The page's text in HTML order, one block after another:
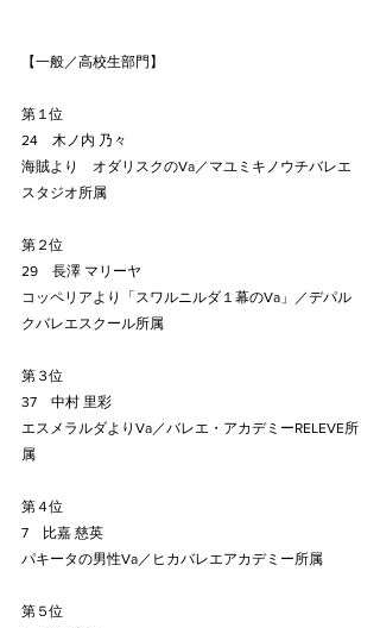
【一般／高校生部門】
第１位
24　木ノ内 乃々
海賊より　オダリスクのVa／マユミキノウチバレエ
スタジオ所属
第２位
29　長澤 マリーヤ
コッペリアより「スワルニルダ１幕のVa」／デパル
クバレエスクール所属
第３位
37　中村 里彩
エスメラルダよりVa／バレエ・アカデミーRELEVE所
属
第４位
7　比嘉 慈英
パキータの男性Va／ヒカバレエアカデミー所属
第５位